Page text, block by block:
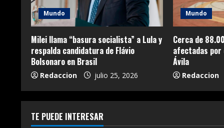
Mundo
Milei llama “basura socialista” a Lula y
respalda candidatura de Flávio
Bolsonaro en Brasil
Redaccion julio 25, 2026
Mundo
Cerca de
afectadas por
Ávila
Redaccion
TE PUEDE INTERESAR